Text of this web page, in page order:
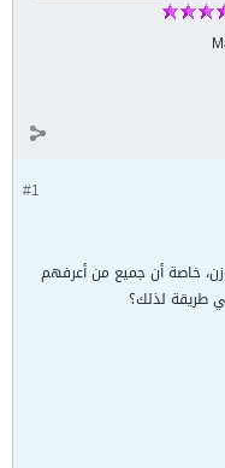
#1
خاصة أن جميع من أعرفهم
طريقة لذلك؟